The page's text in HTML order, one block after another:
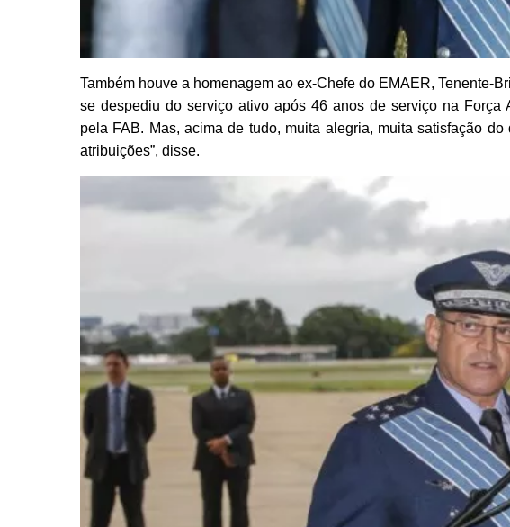
Também houve a homenagem ao ex-Chefe do EMAER, Tenente-
se despediu do serviço ativo após 46 anos de serviço na Força
pela FAB. Mas, acima de tudo, muita alegria, muita satisfação
atribuições”, disse.